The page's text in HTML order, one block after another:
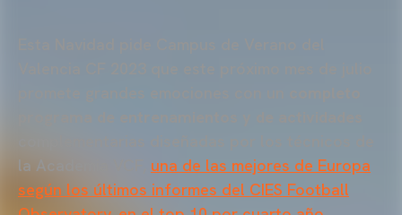
la Academia VCF, una de las mejores de Europa
según los últimos informes del CIES Football